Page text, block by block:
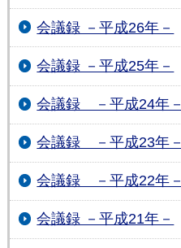
会議録 －平成26年－
会議録 －平成25年－
会議録 －平成24年－
会議録 －平成23年－
会議録 －平成22年－
会議録 －平成21年－